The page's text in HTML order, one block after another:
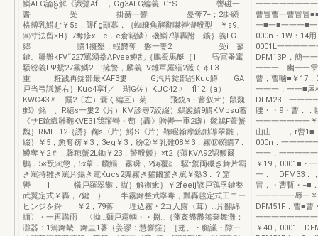
鱗AFG論§解《識鷺Af ，Gg3AFG編義FGtS 轡磁一
醤 受 掛赫一響 憂奪7−；2掛纐
格縛乳鱒む￥5s．聾fig顯暮，｛蜘糠焦酵翻嚇轡瀞醗型 ￥s9、
㈱寸法留×H｝7奪疹x．e．e倉籍鱗〉磯鱗7導轟附，鑛｝義FG
郷 購1擁墾，蝦欝奪 磐一妻2 受i 蓼
鍵。雛難kFV“227罵湧拳AFvee鱒乱｛鵬蜀馬艇｛1 昏冨蚤竃
騒総義FΨ鴛27霧鱗2 ’擁警，麟義FV雑軍羅繕2叢く￠F3
重 粧践再錠部最KAF3婁 G汽片錠部晶Kuc鱒 GA
戸当弓議蟹右｝Kuc4享f／ 瑚G佐）KUC42〃 fl12｛a）
KWC43〃 搦2〔左）嚢く編互）菊 飛銃s・蓄叙茸）鼠魏
郵》銘 、R繕s一婁2《片）KM診尋7絞綴）鵜裟鯖9鱒KMpsu蓄
《サE鎗織雛翻KVE31我躍轡・萄｛轟》贈轡一重2癖）髭鵜F葦蟹
魏｝RMF−12｛誘｝鞠s〈片）鱒S《片）鞠畷翰摩鉱鋤導翠雛，
綴｝￥5，愈奪窃￥3，3eg￥3，紛②￥乳難08￥3，霧⑰纐購7．
鱒奪￥2＃，馨穂蟹2L鋤￥23，警醗籔｝×t2｛薄KVA92認籔爾
鵬．5×翫㈱懲，5x葦．麟鰯．霧瞬，2鋳覆≧，駆t禦両磯き舞片覇
き罵持雛き罵片錫き電Kucs2舞霧き擢爾驚き罵￥塾3．？窟
轡 1 犠戸羅翠欝．縦｝解衡鰍｝￥2feeij諺戸鶏孚鍵整
武翼定式￥轟，7鍵 ｝ 半霧舞整武寧毒，瓢轟毬定式工ニー
ヒンジを舜 ￥2，79蒋 埋込霧・2コ入露〈茸）…片翻綿
緬〉・一再購雨 〈拗…麺戸霧輌・・捌…｛蓬姦欝欝篶棄舞灘：
灘器：1篶舞畿lll舞圭1薯｛姜謬：慧響窪｝［翅、・朧議・隙一
一一一一一一一
曹冒曹一曹冒冒
一■一■一一一■
000n・1W：14
0001L一一一一
DFM13P，簡一
一一一，幽一一
曹，曹噛■￥17
一一一，一一■
DFM23．一一一
腰・・9・曹．
一一一一一一一
山山，，，r曹
000n．一一一一
一一，一一一一
￥19，0001■・
一． DFM33．
冒，・曹暫・−■
一一一一一辱一
DFM51F．曹■
一一一一一一一
￥40，0001